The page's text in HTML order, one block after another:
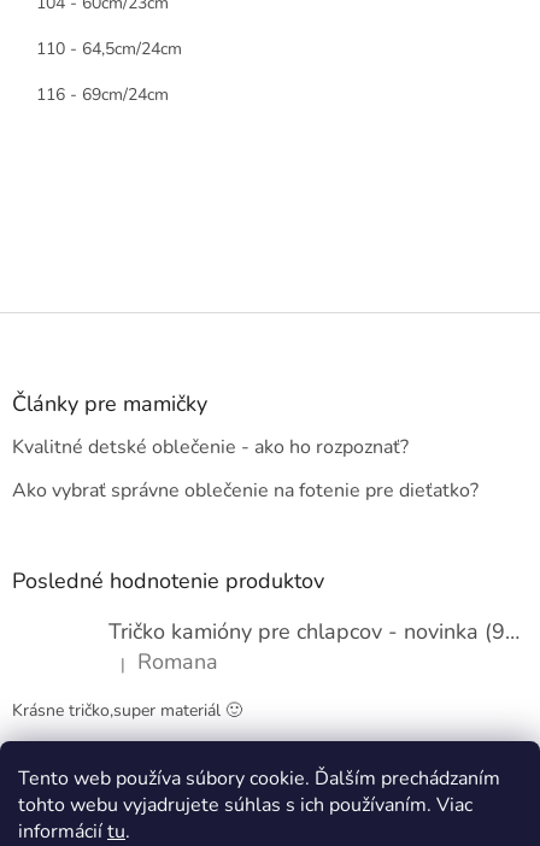
Tento web používa súbory cookie. Ďalším prechádzaním
tohto webu vyjadrujete súhlas s ich používaním. Viac
informáciítu.
110 - 64,5cm/24cm
116 - 69cm/24cm
Z
Články pre mamičky
Kvalitné detské oblečenie - ako ho rozpoznať?
Ako vybrať správne oblečenie na fotenie pre dieťatko?
Posledné hodnotenie produktov
Tričko kamióny pre chlapcov - novinka (98-134)
Hodnotenie produktu je 5 z 5 hviezdičiek.
| Romana
Krásne tričko,super materiál 🙂
Obchodné podmienky Kontakty